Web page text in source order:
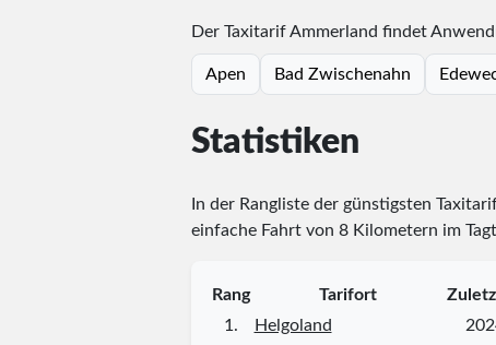
Der Taxitarif Ammerland findet
Apen Bad Zwischenahn
Statistiken
In der Rangliste der günstigsten
einfache Fahrt von 8 Kilometern im
Rang Tarifort
1.
Helgoland